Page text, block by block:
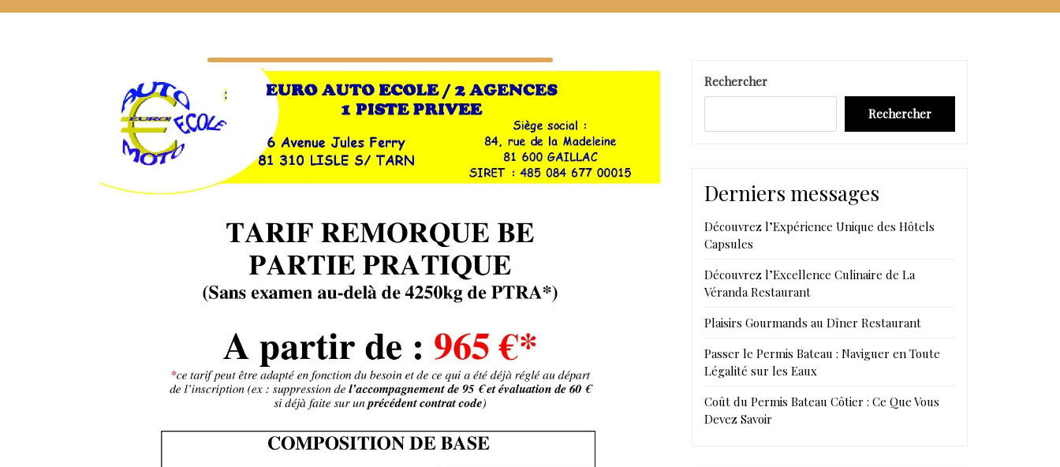
Rechercher
Rechercher
Derniers messages
Découvrez l’Expérience Unique des Hôtels
Capsules
Découvrez l’Excellence Culinaire de La
Véranda Restaurant
Plaisirs Gourmands au Dîner Restaurant
Passer le Permis Bateau : Naviguer en Toute
Légalité sur les Eaux
Coût du Permis Bateau Côtier : Ce Que Vous
Devez Savoir